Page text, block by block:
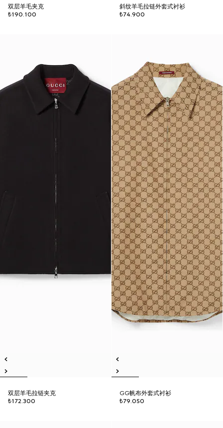
双层羊毛夹克
₺190.100
斜纹羊毛拉链外套式衬衫
₺74.900
双层羊毛拉链夹克
₺172.300
GG帆布外套式衬衫
₺79.050